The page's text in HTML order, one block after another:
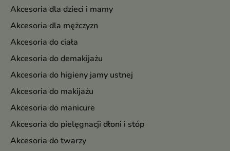
Akcesoria dla dzieci i mamy
Akcesoria dla mężczyzn
Akcesoria do ciała
Akcesoria do demakijażu
Akcesoria do higieny jamy ustnej
Akcesoria do makijażu
Akcesoria do manicure
Akcesoria do pielęgnacji dłoni i stóp
Akcesoria do twarzy